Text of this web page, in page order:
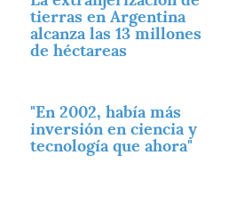
tierras en Argentina
alcanza las 13 millones
de héctareas
"En 2002, había más
inversión en ciencia y
tecnología que ahora"